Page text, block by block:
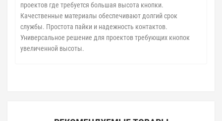
проектов где требуется большая высота кнопки.
Качественные материалы обеспечивают долгий срок
службы. Простота пайки и надежность контактов.
Универсальное решение для проектов требующих кнопок
увеличенной высоты.